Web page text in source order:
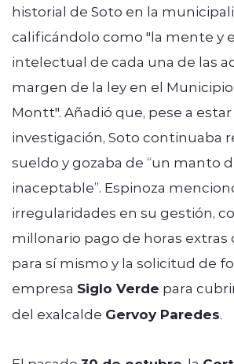
historial de Soto en la
calificándolo como "la mente y
intelectual de cada una de las
margen de la ley en el
Montt". Añadió que, pese a
investigación, Soto continuaba
sueldo y gozaba de “un manto
inaceptable”. Espinoza
irregularidades en su gestión,
millonario pago de horas extras
para sí mismo y la solicitud de
empresa Siglo Verde para
del exalcalde Gervoy Paredes.